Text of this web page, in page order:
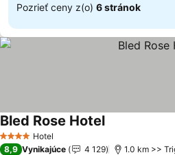
Pozrieť ceny z(o) 6 stránok
4 Počet hviezdičiek
Hotel
Bled Rose Hotel
8,9 Vynikajúce 4 129 1.0 km >>